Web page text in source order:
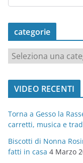
categorie
t
o
r
i
e
VIDEO RECENTI
Torna a Gesso la
carretti, musica e
Biscotti di Nonna
fatti in casa 4 Marzo